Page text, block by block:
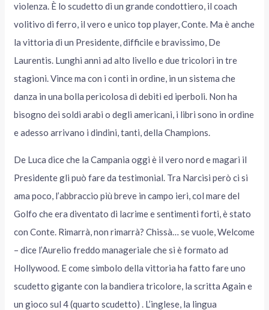
violenza. È lo scudetto di un grande condottiero, il coach
volitivo di ferro, il vero e unico top player, Conte. Ma è anche
la vittoria di un Presidente, difficile e bravissimo, De
Laurentis. Lunghi anni ad alto livello e due tricolori in tre
stagioni. Vince ma con i conti in ordine, in un sistema che
danza in una bolla pericolosa di debiti ed iperboli. Non ha
bisogno dei soldi arabi o degli americani, i libri sono in ordine
e adesso arrivano i dindini, tanti, della Champions.
De Luca dice che la Campania oggi è il vero nord e magari il
Presidente gli può fare da testimonial. Tra Narcisi però ci si
ama poco, l’abbraccio più breve in campo ieri, col mare del
Golfo che era diventato di lacrime e sentimenti forti, è stato
con Conte. Rimarrà, non rimarrà? Chissà… se vuole, Welcome
– dice l’Aurelio freddo manageriale che si è formato ad
Hollywood. E come simbolo della vittoria ha fatto fare uno
scudetto gigante con la bandiera tricolore, la scritta Again e
un gioco sul 4 (quarto scudetto) . L’inglese, la lingua